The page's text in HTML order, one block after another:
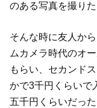
のある写真を撮り
そんな時に友人か
ムカメラ時代のオ
もらい、セカンド
かで3千円くらいで
五千円くらいだっ